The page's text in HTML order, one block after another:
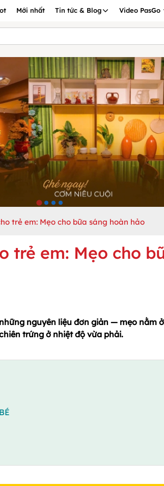
Mới nhất Tin tức & Blog Video PasGo
trẻ em: Mẹo cho bữa sáng hoàn hảo
trẻ em: Mẹo cho
nguyên liệu đơn giản — mẹo nằm ở
trứng ở nhiệt độ vừa phải.